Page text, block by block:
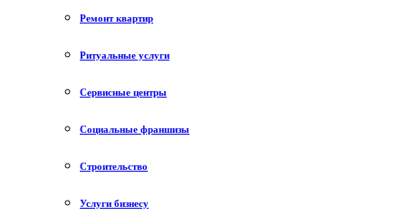
Ремонт квартир
Ритуальные услуги
Сервисные центры
Социальные франшизы
Строительство
Услуги бизнесу